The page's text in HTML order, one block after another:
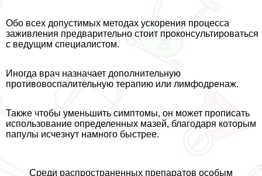
Обо всех допустимых методах ускорения процесса
заживления предварительно стоит проконсультироваться
с ведущим специалистом.
Иногда врач назначает дополнительную
противовоспалительную терапию или лимфодренаж.
Также чтобы уменьшить симптомы, он может прописать
использование определенных мазей, благодаря которым
папулы исчезнут намного быстрее.
Среди распространенных препаратов особым